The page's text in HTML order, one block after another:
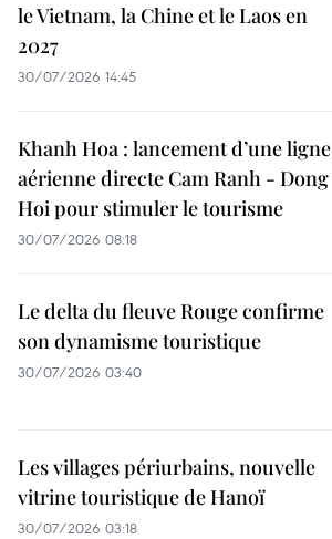
le Vietnam, la Chine et le Laos en
2027
30/07/2026 14:45
Khanh Hoa : lancement d’une ligne
aérienne directe Cam Ranh - Dong
Hoi pour stimuler le tourisme
30/07/2026 08:18
Le delta du fleuve Rouge confirme
son dynamisme touristique
30/07/2026 03:40
Les villages périurbains, nouvelle
vitrine touristique de Hanoï
30/07/2026 03:18